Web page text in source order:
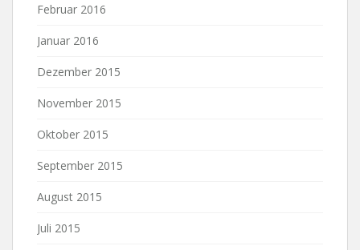
Februar 2016
Januar 2016
Dezember 2015
November 2015
Oktober 2015
September 2015
August 2015
Juli 2015